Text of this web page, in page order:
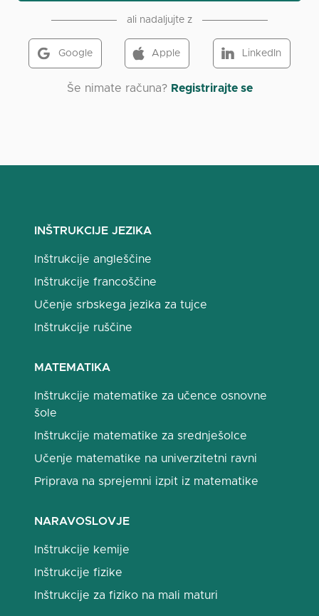
ali nadaljujte z
Google Apple LinkedIn
Še nimate računa? Registrirajte se
INŠTRUKCIJE JEZIKA
Inštrukcije angleščine
Inštrukcije francoščine
Učenje srbskega jezika za tujce
Inštrukcije ruščine
MATEMATIKA
Inštrukcije matematike za učence osnovne
šole
Inštrukcije matematike za srednješolce
Učenje matematike na univerzitetni ravni
Priprava na sprejemni izpit iz matematike
NARAVOSLOVJE
Inštrukcije kemije
Inštrukcije fizike
Inštrukcije za fiziko na mali maturi